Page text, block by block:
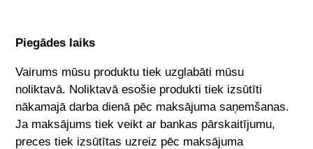
Piegādes laiks
Vairums mūsu produktu tiek uzglabāti mūsu
noliktavā. Noliktavā esošie produkti tiek izsūtīti
nākamajā darba dienā pēc maksājuma saņemšanas.
Ja maksājums tiek veikt ar bankas pārskaitījumu,
preces tiek izsūtītas uzreiz pēc maksājuma